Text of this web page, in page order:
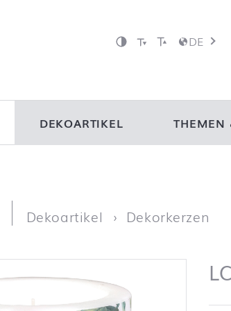
DE
DEKOARTIKEL THEMEN
Dekoartikel Dekorkerzen